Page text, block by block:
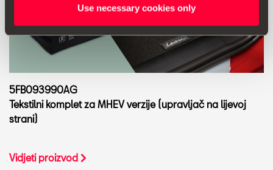
Use necessary cookies only
5FB093990AG
Tekstilni komplet za MHEV verzije (upravljač na lijevoj
strani)
Vidjeti proizvod